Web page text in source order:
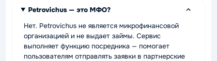
Petrovichus — это МФО?
Нет. Petrovichus не является микрофинансовой
организацией и не выдает займы. Сервис
выполняет функцию посредника — помогает
пользователям отправлять заявки в партнерские